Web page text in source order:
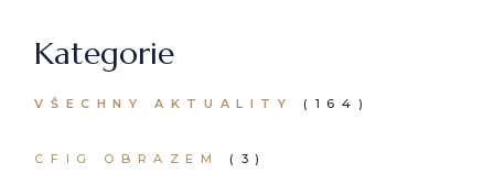
Kategorie
VŠECHNY AKTUALITY ( 164 )
CFIG OBRAZEM (3)